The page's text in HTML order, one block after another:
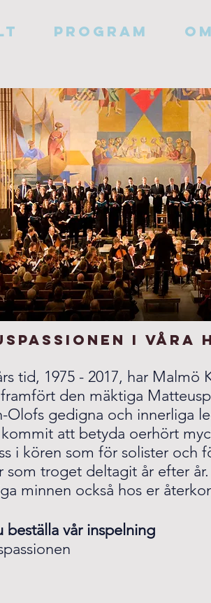
PROGRAM
i våra
tid, 1975 - 2017, har Malmö
den mäktiga
Olofs gedigna och innerliga
att betyda oerhört
i kören som för solister och
som troget deltagit år efter
minnen också hos er
beställa vår inspelning